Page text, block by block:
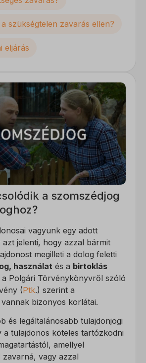
szükségtelen zavarás ellen?
eljárás
a szomszédjog
vagyunk egy adott
jelenti, hogy azzal bármit
megilleti a dolog feletti
használat és a birtoklás
Polgári Törvénykönyvről szóló
(Ptk.) szerint a
bizonyos korlátai.
és legáltalánosabb tulajdonjogi
a tulajdonos köteles tartózkodni
amellyel
zavarná, vagy azzal